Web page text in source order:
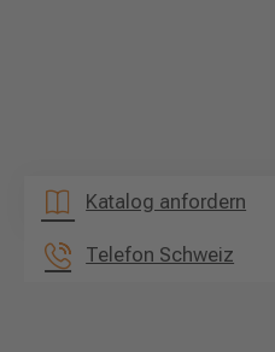
Katalog anfordern
Telefon Schweiz